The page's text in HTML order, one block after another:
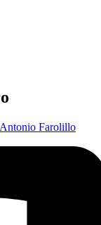
Antonio Farolillo